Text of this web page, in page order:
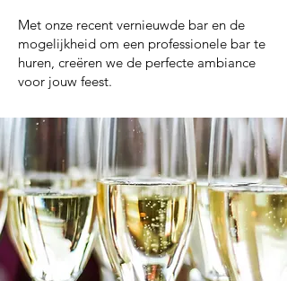
Met onze recent vernieuwde bar en de
mogelijkheid om een professionele bar te
huren, creëren we de perfecte ambiance
voor jouw feest.